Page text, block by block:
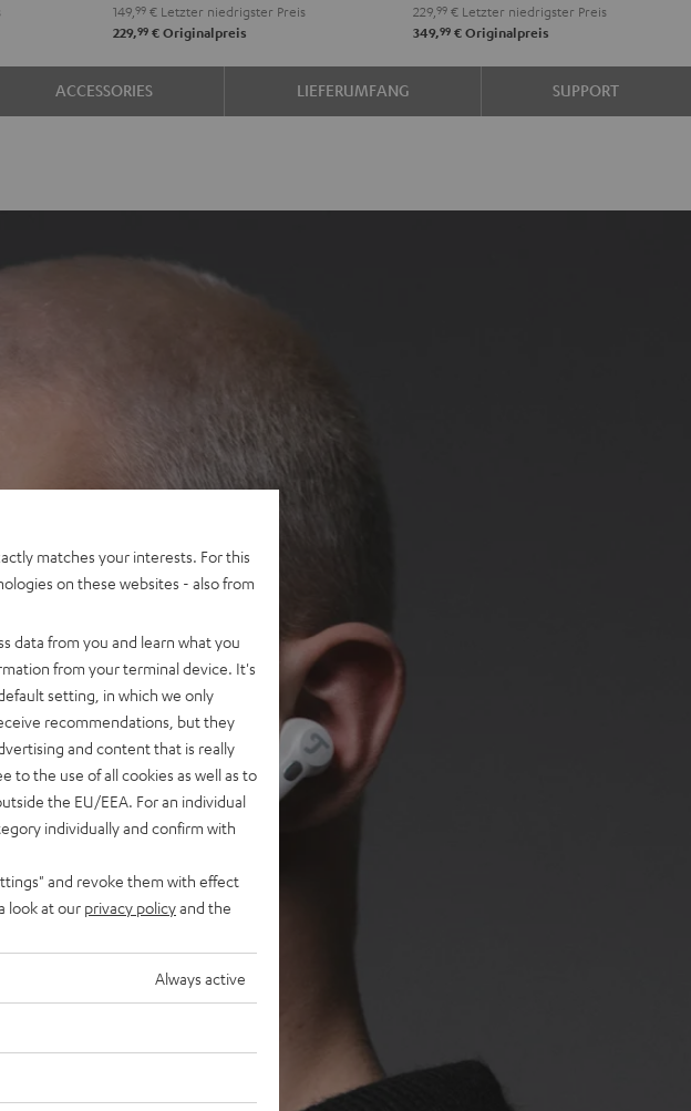
149,99 € Letzter niedrigster Preis
229,99 € Originalpreis
229,99 € Letzter niedrigster Preis
349,99 € Originalpreis
ACCESSORIES LIEFERUMFANG SUPPORT
matches your interests. For this
on these websites - also from
data from you and learn what you
from your terminal device. It's
setting, in which we only
recommendations, but they
and content that is really
to the use of all cookies as well as to
the EU/EEA. For an individual
individually and confirm with
and revoke them with effect
look at our privacy policyand the
Always active